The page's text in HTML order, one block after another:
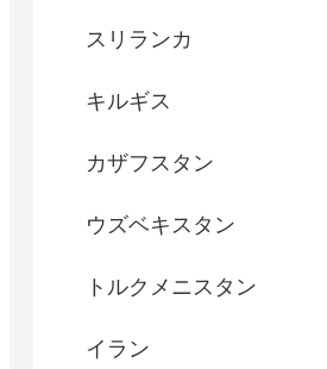
スリランカ
キルギス
カザフスタン
ウズベキスタン
トルクメニスタン
イラン